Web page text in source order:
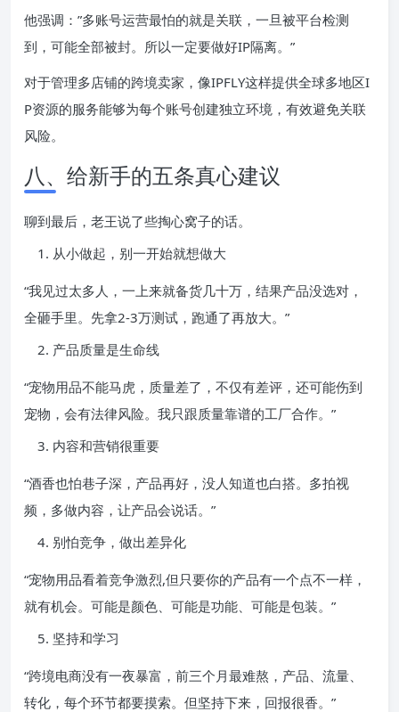
他强调：”多账号运营最怕的就是关联，一旦被平台检测
到，可能全部被封。所以一定要做好IP隔离。”
对于管理多店铺的跨境卖家，像IPFLY这样提供全球多地区I
P资源的服务能够为每个账号创建独立环境，有效避免关联
风险。
八、给新手的五条真心建议
聊到最后，老王说了些掏心窝子的话。
从小做起，别一开始就想做大
“我见过太多人，一上来就备货几十万，结果产品没选对，
全砸手里。先拿2-3万测试，跑通了再放大。”
产品质量是生命线
“宠物用品不能马虎，质量差了，不仅有差评，还可能伤到
宠物，会有法律风险。我只跟质量靠谱的工厂合作。”
内容和营销很重要
“酒香也怕巷子深，产品再好，没人知道也白搭。多拍视
频，多做内容，让产品会说话。”
别怕竞争，做出差异化
“宠物用品看着竞争激烈,但只要你的产品有一个点不一样，
就有机会。可能是颜色、可能是功能、可能是包装。”
坚持和学习
“跨境电商没有一夜暴富，前三个月最难熬，产品、流量、
转化，每个环节都要摸索。但坚持下来，回报很香。”